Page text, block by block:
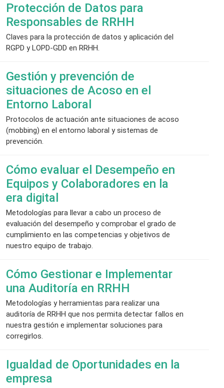
Protección de Datos para
Responsables de RRHH
Claves para la protección de datos y aplicación del
RGPD y LOPD-GDD en RRHH.
Gestión y prevención de
situaciones de Acoso en el
Entorno Laboral
Protocolos de actuación ante situaciones de acoso
(mobbing) en el entorno laboral y sistemas de
prevención.
Cómo evaluar el Desempeño en
Equipos y Colaboradores en la
era digital
Metodologías para llevar a cabo un proceso de
evaluación del desempeño y comprobar el grado de
cumplimiento en las competencias y objetivos de
nuestro equipo de trabajo.
Cómo Gestionar e Implementar
una Auditoría en RRHH
Metodologías y herramientas para realizar una
auditoría de RRHH que nos permita detectar fallos en
nuestra gestión e implementar soluciones para
corregirlos.
Igualdad de Oportunidades en la
empresa